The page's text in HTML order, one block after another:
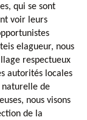
qui se sont
voir leurs
elagueur, nous
respectueux
autorités locales
naturelle de
nous visons
de la